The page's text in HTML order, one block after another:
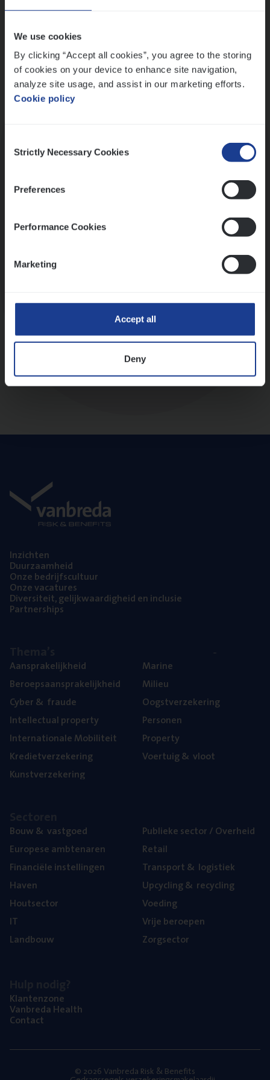
We use cookies
By clicking “Accept all cookies”, you agree to the storing
of cookies on your device to enhance site navigation,
analyze site usage, and assist in our marketing efforts.
Cookie policy
Selection
Strictly Necessary Cookies
Preferences
Performance Cookies
Marketing
Accept all
Deny
Inzich­ten
Duur­zaam­heid
Onze bedrijfs­cul­tuur
Onze vaca­tu­res
Diver­si­teit, gelijk­waar­dig­heid en inclusie
Part­ner­ships
Aan­spra­ke­lijk­heid
Beroeps­aan­spra­ke­lijk­heid
Cyber& fraude
Intel­lec­tu­al property
Inter­na­ti­o­na­le Mobiliteit
Kre­diet­ver­ze­ke­ring
Kunst­ver­ze­ke­ring
Mari­ne
Mili­eu
Oogst­ver­ze­ke­ring
Per­so­nen
Pro­per­ty
Voer­tuig& vloot
Bouw& vastgoed
Euro­pe­se ambtenaren
Finan­ci­ë­le instellingen
Haven
Hout­sec­tor
IT
Land­bouw
Publie­ke sec­tor / Overheid
Retail
Trans­port& logistiek
Upcy­cling& recycling
Voe­ding
Vrije beroe­pen
Zorg­sec­tor
Klan­ten­zo­ne
Van­b­re­da Health
Con­tact
© 2026 Vanbreda Risk & Benefits